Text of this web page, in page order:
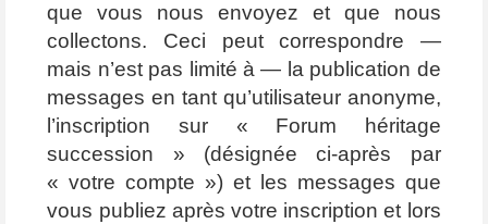
que vous nous envoyez et que nous
collectons. Ceci peut correspondre —
mais n’est pas limité à — la publication de
messages en tant qu’utilisateur anonyme,
l’inscription sur « Forum héritage
succession » (désignée ci-après par
« votre compte ») et les messages que
vous publiez après votre inscription et lors